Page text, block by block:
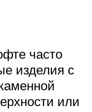
часто
изделия с
или